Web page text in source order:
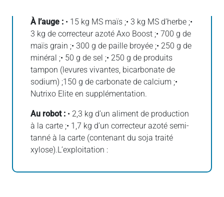
À l’auge : • 15 kg MS maïs ;• 3 kg MS d’herbe ;•
3 kg de correcteur azoté Axo Boost ;• 700 g de
maïs grain ;• 300 g de paille broyée ;• 250 g de
minéral ;• 50 g de sel ;• 250 g de produits
tampon (levures vivantes, bicarbonate de
sodium) ;150 g de carbonate de calcium ;•
Nutrixo Elite en supplémentation.
Au robot : • 2,3 kg d’un aliment de production
à la carte ;• 1,7 kg d’un correcteur azoté semi-
tanné à la carte (contenant du soja traité
xylose).L’exploitation :